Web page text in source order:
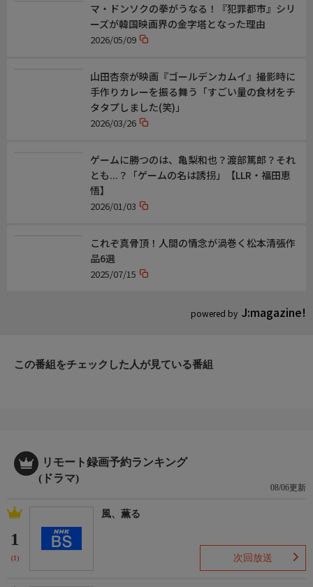
powered by J:magazine!
マ・ドンソクの拳がうなる！『犯罪都市』シリ
ーズが韓国映画界の金字塔となった理由
2026/05/09
山田杏奈が映画『ゴールデンカムイ』撮影時に
手作りカレーを振る舞う「すごい量の食材をチ
タタプしました(笑)」
2026/03/26
ゲームに勝つのは、亀梨和也？渡部篤郎？それ
とも...？「ゲームの名は誘拐」【LLR・福田恵
悟】
2026/01/03
これぞ真骨頂！人間の情念が渦巻く松本清張作
品6選
2025/07/15
この番組をチェックした人が見ている番組
リモート録画予約ランキング
(ドラマ)
08/06更新
1
(1)
風、薫る
次回放送